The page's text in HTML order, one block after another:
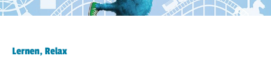
Lernen, Relax